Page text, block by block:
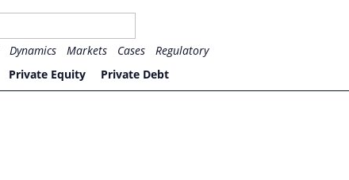
Dynamics Markets Cases
Regulatory
Private Equity Private Debt